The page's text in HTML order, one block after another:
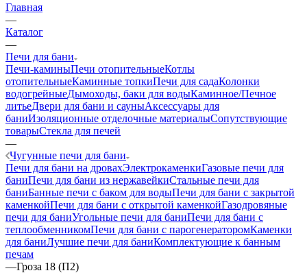
Главная
—
Каталог
—
Печи для бани
Печи-каминыПечи отопительныеКотлы
отопительныеКаминные топкиПечи для садаКолонки
водогрейныеДымоходы, баки для водыКаминное/Печное
литьеДвери для бани и сауныАксессуары для
баниИзоляционные отделочные материалыСопутствующие
товарыСтекла для печей
—
Чугунные печи для бани
Печи для бани на дровахЭлектрокаменкиГазовые печи для
баниПечи для бани из нержавейкиСтальные печи для
баниБанные печи с баком для водыПечи для бани с закрытой
каменкойПечи для бани с открытой каменкойГазодровяные
печи для баниУгольные печи для баниПечи для бани с
теплообменникомПечи для бани с парогенераторомКаменки
для баниЛучшие печи для баниКомплектующие к банным
печам
—Гроза 18 (П2)